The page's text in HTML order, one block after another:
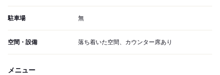
駐車場 無
空間・設備 落ち着いた空間、カウンター席あり
メニュー